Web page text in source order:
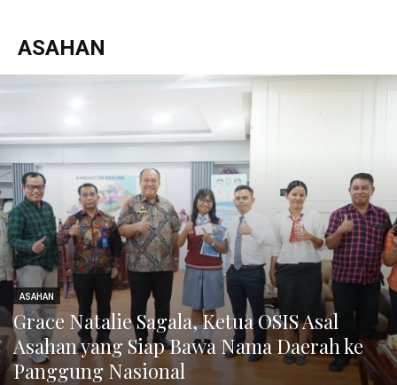
ASAHAN
ASAHAN
Grace Natalie Sagala, Ketua OSIS Asal
Asahan yang Siap Bawa Nama Daerah ke
Panggung Nasional